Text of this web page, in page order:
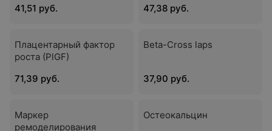
41,51 руб.
47,38 руб.
Плацентарный фактор
роста (PlGF)
71,39 руб.
Beta-Cross laps
37,90 руб.
Маркер
ремоделирования
Остеокальцин